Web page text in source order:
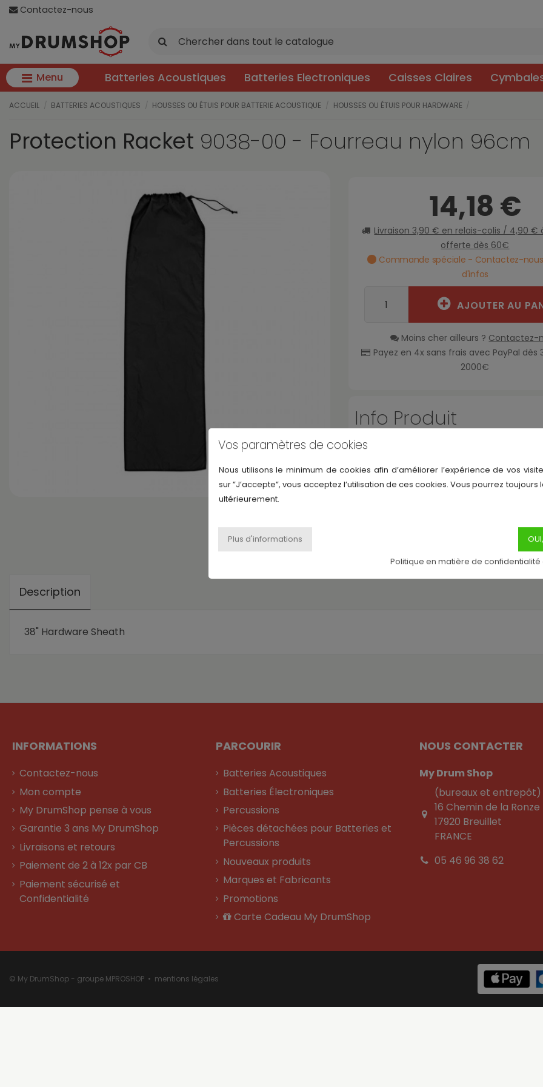
Contactez-nous
Menu Batteries Acoustiques Batteries Electroniques Caisses Claires
ACCUEIL BATTERIES ACOUSTIQUES HOUSSES OU ÉTUIS POUR BATTERIE ACOUSTIQUE HOUSSES OU ÉTUIS POUR HARDWARE
Protection Racket 9038-00 - Fourreau nylon 96cm
14,18 €
Livraison 3,90 € en relais-colis / 4,90 €
offerte dès 60€
Commande spéciale - Contactez-
d'infos
AJOUTER AU
Moins cher ailleurs ? Contactez-
Payez en 4x sans frais avec PayPal dès
2000€
Info Produit
Type Housses et Étuis
Marque
Protection
tous les produits)
Description
38" Hardware Sheath
INFORMATIONS
Contactez-nous
Mon compte
My DrumShop pense à vous
Garantie 3 ans My DrumShop
Livraisons et retours
Paiement de 2 à 12x par CB
Paiement sécurisé et
Confidentialité
PARCOURIR
Batteries Acoustiques
Batteries Électroniques
Percussions
Pièces détachées pour Batteries et
Percussions
Nouveaux produits
Marques et Fabricants
Promotions
Carte Cadeau My DrumShop
NOUS CONTACTER
My Drum Shop
(bureaux et entrepôt)
16 Chemin de la Ronze
17920 Breuillet
FRANCE
05 46 96 38 62
© My DrumShop - groupe MPROSHOP • mentions légales
Vos paramètres de cookies
Nous utilisons le minimum de cookies afin d’améliorer l’expérience de vos
sur ”J’accepte”, vous acceptez l’utilisation de ces cookies. Vous pourrez toujours
ultérieurement.
Politique en matière de